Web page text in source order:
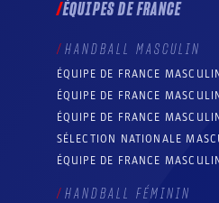
ÉQUIPES DE FRANCE
HANDBALL MASCULIN
ÉQUIPE DE FRANCE
ÉQUIPE DE FRANCE
ÉQUIPE DE FRANCE
SÉLECTION NATIONALE
ÉQUIPE DE FRANCE
HANDBALL FÉMININ